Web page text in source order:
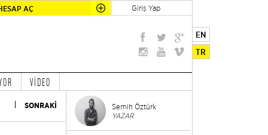
AÇ Giriş Yap
EN
TR
VİDEO
SONRAKİ Semih Öztürk
YAZAR